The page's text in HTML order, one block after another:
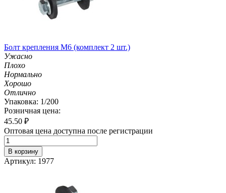
Болт крепления М6 (комплект 2 шт.)
Ужасно
Плохо
Нормально
Хорошо
Отлично
Упаковка: 1/200
Розничная цена:
45.50 ₽
Оптовая цена доступна после регистрации
В корзину
Артикул: 1977